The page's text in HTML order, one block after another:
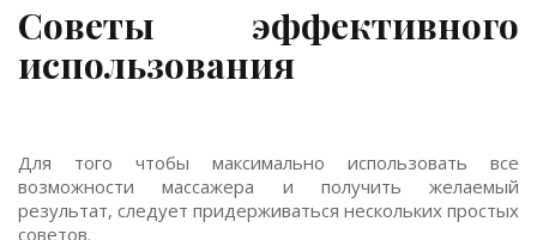
Советы эффективного
использования
Для того чтобы максимально использовать все
возможности массажера и получить желаемый
результат, следует придерживаться нескольких простых
советов.